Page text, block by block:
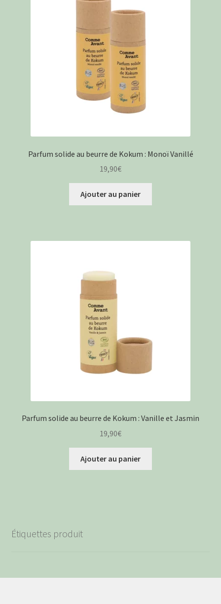
Parfum solide au beurre de Kokum : Monoï Vanillé
19,90€
Ajouter au panier
Parfum solide au beurre de Kokum : Vanille et Jasmin
19,90€
Ajouter au panier
Étiquettes produit